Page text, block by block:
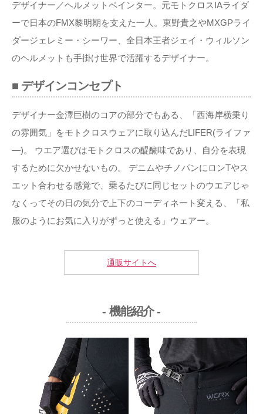
デザイナー／ヘルメットペインター。元モトクロスIAライダ
ーで日本のFMX黎明期を支えた一人。東野貴之やMXGPライ
ダージェレミー・シーワー、全日本王者ジェイ・ウィルソン
のヘルメットも手掛け世界で活躍するデザイナー。
■ デザインコンセプト
デザイナー金澤巨樹のコアの部分でもある、「西海岸横乗り
の雰囲気」をモトクロスウェアに取り込んだLIFER(ライファ
―)。 ウエア選びはモトクロスの醍醐味であり、自分を表現
するために欠かせないもの。 デニムやチノパンにロンTやス
エット合わせる感覚で、乗るたびに同じセットのウエアじゃ
なくってその日の気分で上下のコーディネート変える、「私
服のようにお気に入りがずっと使える」ウェアー。
通販サイトへ
- 機能紹介 -